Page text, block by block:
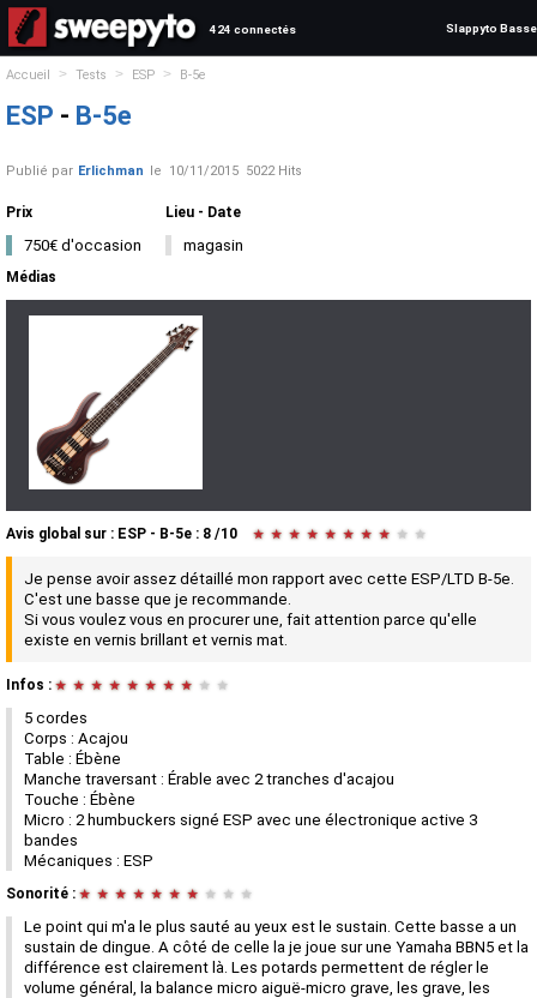
424 connectés Slappyto Basse
Accueil > Tests > ESP > B-5e
ESP - B-5e
Publié par Erlichman le 10/11/2015 5022 Hits
Prix
750€ d'occasion
Lieu - Date
magasin
Médias
Avis global sur : ESP - B-5e : 8 /10 ★ ★ ★ ★ ★ ★ ★ ★ ★ ★
Je pense avoir assez détaillé mon rapport avec cette ESP/LTD B-5e.
C'est une basse que je recommande.
Si vous voulez vous en procurer une, fait attention parce qu'elle
existe en vernis brillant et vernis mat.
Infos : ★ ★ ★ ★ ★ ★ ★ ★ ★ ★
5 cordes
Corps : Acajou
Table : Ébène
Manche traversant : Érable avec 2 tranches d'acajou
Touche : Ébène
Micro : 2 humbuckers signé ESP avec une électronique active 3
bandes
Mécaniques : ESP
Sonorité : ★ ★ ★ ★ ★ ★ ★ ★ ★ ★
Le point qui m'a le plus sauté au yeux est le sustain. Cette basse a un
sustain de dingue. A côté de celle la je joue sur une Yamaha BBN5 et la
différence est clairement là. Les potards permettent de régler le
volume général, la balance micro aiguë-micro grave, les grave, les